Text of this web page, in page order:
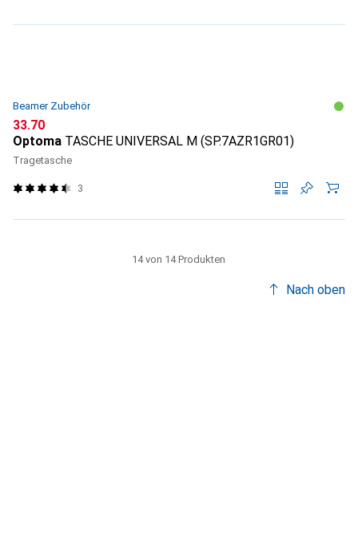
Beamer Zubehör
CHF
33.70
Optoma TASCHE UNIVERSAL M (SP.7AZR1GR01)
Tragetasche
3
14 von 14 Produkten
Nach oben